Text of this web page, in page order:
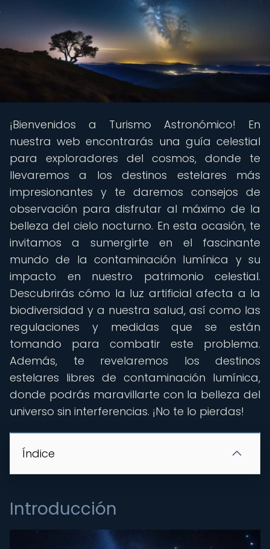
¡Bienvenidos a Turismo Astronómico! En
nuestra web encontrarás una guía celestial
para exploradores del cosmos, donde te
llevaremos a los destinos estelares más
impresionantes y te daremos consejos de
observación para disfrutar al máximo de la
belleza del cielo nocturno. En esta ocasión, te
invitamos a sumergirte en el fascinante
mundo de la contaminación lumínica y su
impacto en nuestro patrimonio celestial.
Descubrirás cómo la luz artificial afecta a la
biodiversidad y a nuestra salud, así como las
regulaciones y medidas que se están
tomando para combatir este problema.
Además, te revelaremos los destinos
estelares libres de contaminación lumínica,
donde podrás maravillarte con la belleza del
universo sin interferencias. ¡No te lo pierdas!
Índice
Introducción